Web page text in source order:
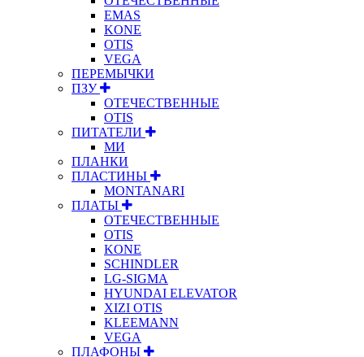
EMAS
KONE
OTIS
VEGA
ПЕРЕМЫЧКИ
ПЗУ
ОТЕЧЕСТВЕННЫЕ
OTIS
ПИТАТЕЛИ
МИ
ПЛАНКИ
ПЛАСТИНЫ
MONTANARI
ПЛАТЫ
ОТЕЧЕСТВЕННЫЕ
OTIS
KONE
SCHINDLER
LG-SIGMA
HYUNDAI ELEVATOR
XIZI OTIS
KLEEMANN
VEGA
ПЛАФОНЫ